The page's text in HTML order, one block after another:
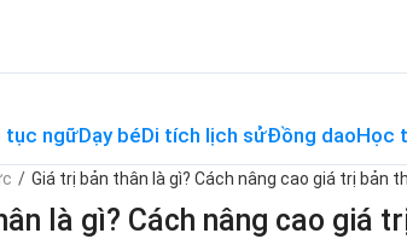
tục ngữDạy béDi tích lịch sửĐồng daoHọc
/ Giá trị bản thân là gì? Cách nâng cao giá trị bản
là gì? Cách nâng cao giá